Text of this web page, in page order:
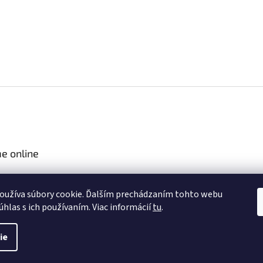
súbory cookie. Ďalším prechádzaním tohto webu
s ich používaním. Viac informáciítu.
online